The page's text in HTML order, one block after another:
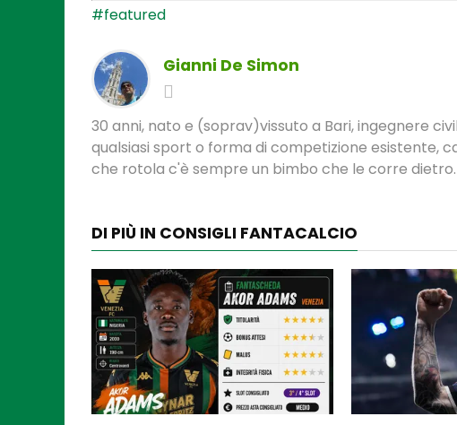
#featured
Gianni De Simon
30 anni, nato e (soprav)vissuto a Bari, ingegnere
qualsiasi sport o forma di competizione esistente,
che rotola c'è sempre un bimbo che le corre dietro.
DI PIÙ IN CONSIGLI FANTACALCIO